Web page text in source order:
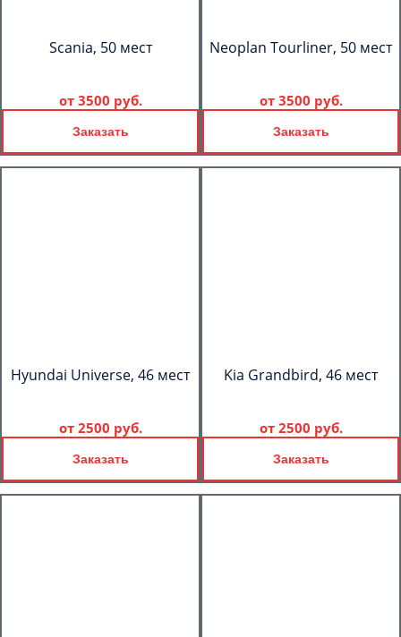
Scania, 50 мест
от 3500 руб.
Заказать
Neoplan Tourliner, 50 мест
от 3500 руб.
Заказать
Hyundai Universe, 46 мест
от 2500 руб.
Заказать
Kia Grandbird, 46 мест
от 2500 руб.
Заказать